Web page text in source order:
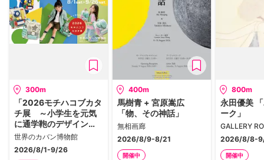
300m
「2026モチハコブカタ
チ展 ～小学生を元気
に通学鞄のデザイン
～」
世界のカバン博物館
2026/8/1-9/26
400m
馬樹青 + 宮原嵩広
「物、その神話」
無相画廊
2026/8/9-8/21
開催中
800m
永田優美
ーク」
GALLERY
2026/8/8-
開催中